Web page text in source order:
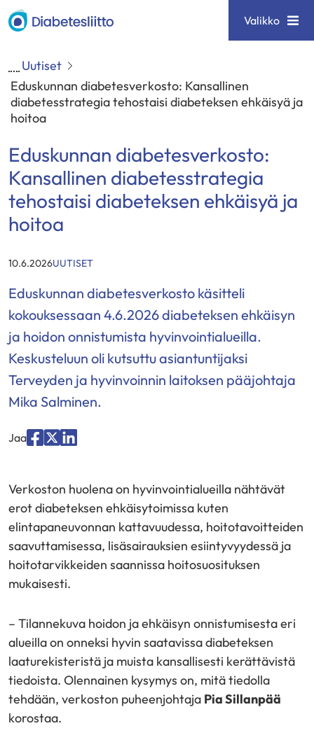
Siirry
sisältöön
Diabetesliitto Valikko
Uutiset
Eduskunnan diabetesverkosto: Kansallinen
diabetesstrategia tehostaisi diabeteksen ehkäisyä ja
hoitoa
Eduskunnan diabetesverkosto:
Kansallinen diabetesstrategia
tehostaisi diabeteksen ehkäisyä ja
hoitoa
10.6.2026KATEGORIAT
UUTISET
Eduskunnan diabetesverkosto käsitteli
kokouksessaan 4.6.2026 diabeteksen ehkäisyn
ja hoidon onnistumista hyvinvointialueilla.
Keskusteluun oli kutsuttu asiantuntijaksi
Terveyden ja hyvinvoinnin laitoksen pääjohtaja
Mika Salminen.
Jaa
"Facebook"
"X""LinkedIn"
Verkoston huolena on hyvinvointialueilla nähtävät
erot diabeteksen ehkäisytoimissa kuten
elintapaneuvonnan kattavuudessa, hoitotavoitteiden
saavuttamisessa, lisäsairauksien esiintyvyydessä ja
hoitotarvikkeiden saannissa hoitosuosituksen
mukaisesti.
– Tilannekuva hoidon ja ehkäisyn onnistumisesta eri
alueilla on onneksi hyvin saatavissa diabeteksen
laaturekisteristä ja muista kansallisesti kerättävistä
tiedoista. Olennainen kysymys on, mitä tiedolla
tehdään, verkoston puheenjohtaja Pia Sillanpää
korostaa.